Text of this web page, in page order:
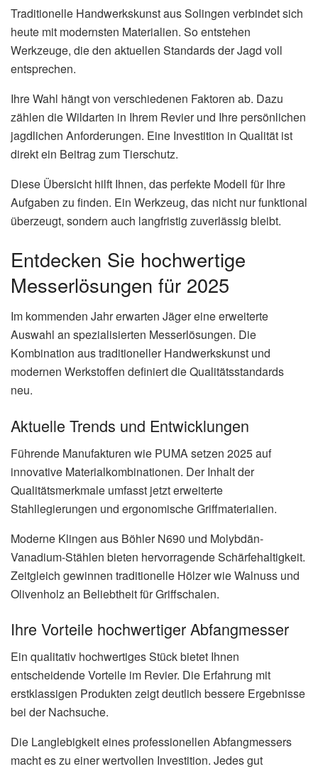
Traditionelle Handwerkskunst aus Solingen verbindet sich
heute mit modernsten Materialien. So entstehen
Werkzeuge, die den aktuellen Standards der Jagd voll
entsprechen.
Ihre Wahl hängt von verschiedenen Faktoren ab. Dazu
zählen die Wildarten in Ihrem Revier und Ihre persönlichen
jagdlichen Anforderungen. Eine Investition in Qualität ist
direkt ein Beitrag zum Tierschutz.
Diese Übersicht hilft Ihnen, das perfekte Modell für Ihre
Aufgaben zu finden. Ein Werkzeug, das nicht nur funktional
überzeugt, sondern auch langfristig zuverlässig bleibt.
Entdecken Sie hochwertige
Messerlösungen für 2025
Im kommenden Jahr erwarten Jäger eine erweiterte
Auswahl an spezialisierten Messerlösungen. Die
Kombination aus traditioneller Handwerkskunst und
modernen Werkstoffen definiert die Qualitätsstandards
neu.
Aktuelle Trends und Entwicklungen
Führende Manufakturen wie PUMA setzen 2025 auf
innovative Materialkombinationen. Der Inhalt der
Qualitätsmerkmale umfasst jetzt erweiterte
Stahllegierungen und ergonomische Griffmaterialien.
Moderne Klingen aus Böhler N690 und Molybdän-
Vanadium-Stählen bieten hervorragende Schärfehaltigkeit.
Zeitgleich gewinnen traditionelle Hölzer wie Walnuss und
Olivenholz an Beliebtheit für Griffschalen.
Ihre Vorteile hochwertiger Abfangmesser
Ein qualitativ hochwertiges Stück bietet Ihnen
entscheidende Vorteile im Revier. Die Erfahrung mit
erstklassigen Produkten zeigt deutlich bessere Ergebnisse
bei der Nachsuche.
Die Langlebigkeit eines professionellen Abfangmessers
macht es zu einer wertvollen Investition. Jedes gut